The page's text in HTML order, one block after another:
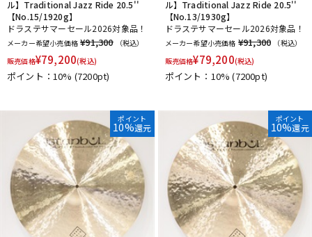
ル】Traditional Jazz Ride 20.5''
【No.15/1920g】
ドラステサマーセール2026対象品！
メーカー希望小売価格 ¥91,300
（税込）
販売価格¥79,200(税込)
ポイント：10% (7200pt)
ル】Traditional Jazz Ride 20.5''
【No.13/1930g】
ドラステサマーセール2026対象品！
メーカー希望小売価格 ¥91,300
（税込）
販売価格¥79,200(税込)
ポイント：10%(7200pt)
ポイント
10%還元
ポイント
10%還元